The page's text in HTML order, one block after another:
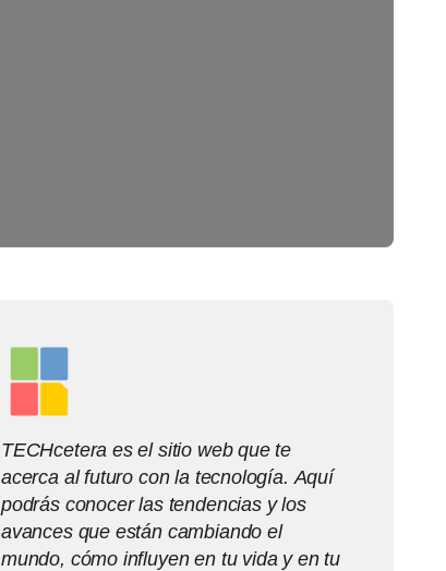
TECHcetera es el sitio web que te
acerca al futuro con la tecnología. Aquí
podrás conocer las tendencias y los
avances que están cambiando el
mundo, cómo influyen en tu vida y en tu